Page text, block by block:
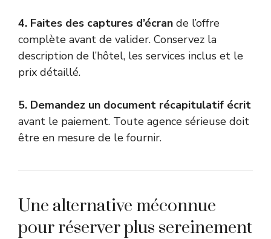
4. Faites des captures d’écran de l’offre
complète avant de valider. Conservez la
description de l’hôtel, les services inclus et le
prix détaillé.
5. Demandez un document récapitulatif écrit
avant le paiement. Toute agence sérieuse doit
être en mesure de le fournir.
Une alternative méconnue
pour réserver plus sereinement